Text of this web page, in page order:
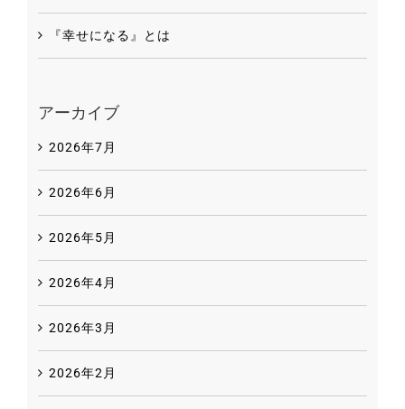
『幸せになる』とは
アーカイブ
2026年7月
2026年6月
2026年5月
2026年4月
2026年3月
2026年2月